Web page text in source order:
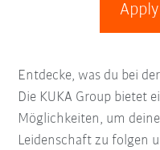
Entdecke, was du bei
Die KUKA Group bietet
Möglichkeiten, um
Leidenschaft zu folgen